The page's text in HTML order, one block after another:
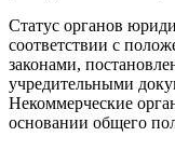
Статус органов
соответствии с
законами,
учредительными
Некоммерческие
основании общего